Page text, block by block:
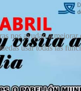
nos ayudan a
usar todas las